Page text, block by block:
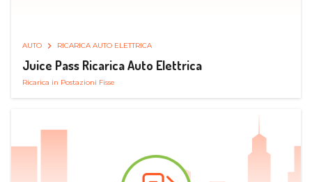
AUTO RICARICA AUTO ELETTRICA
Juice Pass Ricarica Auto Elettrica
Ricarica in Postazioni Fisse